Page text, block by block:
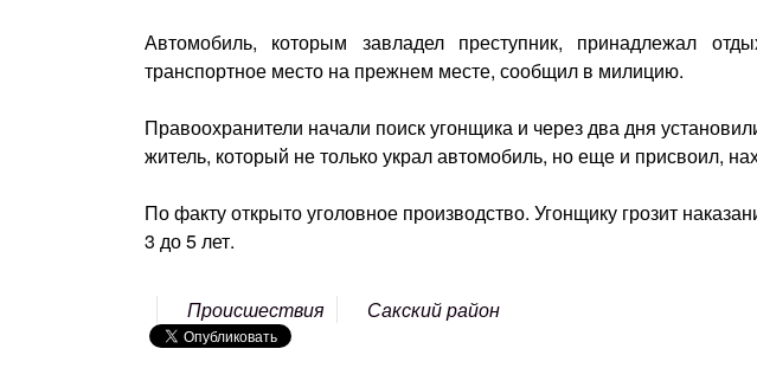
Автомобиль, которым завладел преступник, принадлежал
транспортное место на прежнем месте, сообщил в милицию.
Правоохранители начали поиск угонщика и через два дня
житель, который не только украл автомобиль, но еще и присвоил,
По факту открыто уголовное производство. Угонщику грозит
3 до 5 лет.
Происшествия Сакский район